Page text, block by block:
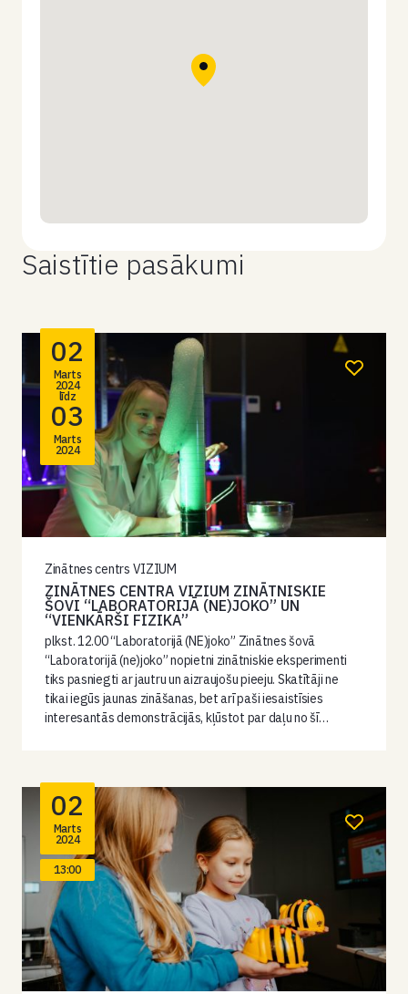
Saistītie pasākumi
02
Marts
2024
līdz
03
Marts
2024
Zinātnes centrs VIZIUM
ZINĀTNES CENTRA VIZIUM ZINĀTNISKIE
ŠOVI “LABORATORIJĀ (NE)JOKO” UN
“VIENKĀRŠI FIZIKA”
plkst. 12.00 “Laboratorijā (NE)joko” Zinātnes šovā
“Laboratorijā (ne)joko” nopietni zinātniskie eksperimenti
tiks pasniegti ar jautru un aizraujošu pieeju. Skatītāji ne
tikai iegūs jaunas zināšanas, bet arī paši iesaistīsies
interesantās demonstrācijās, kļūstot par daļu no šī…
02
Marts
2024
13:00